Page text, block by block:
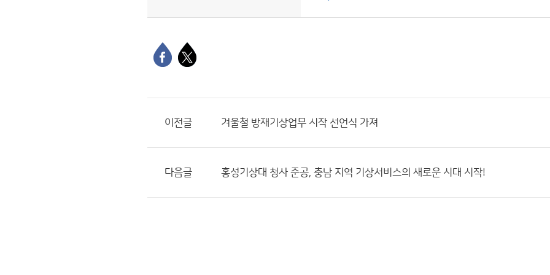
이전글 겨울철 방재기상업무 시작 선언식 가져
다음글 홍성기상대 청사 준공, 충남 지역 기상서비스의 새로운 시대 시작!